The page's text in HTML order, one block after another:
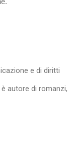
e di diritti
autore di romanzi,